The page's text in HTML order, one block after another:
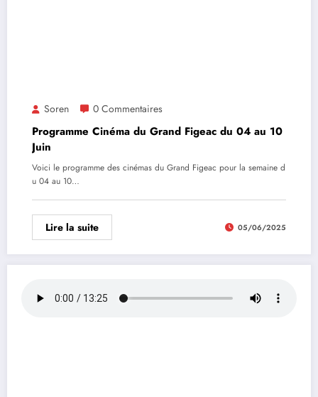
Soren 0 Commentaires
Programme Cinéma du Grand Figeac du 04 au 10
Juin
Voici le programme des cinémas du Grand Figeac pour la semaine d
u 04 au 10…
Lire la suite 05/06/2025